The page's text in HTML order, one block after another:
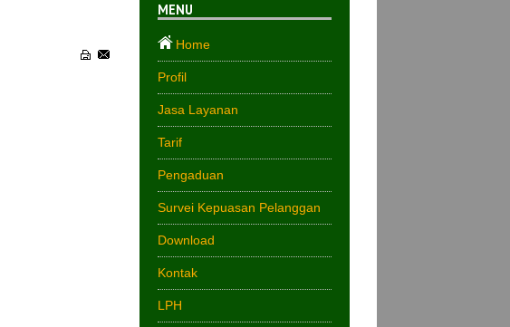
MENU
Home
Profil
Jasa Layanan
Tarif
Pengaduan
Survei Kepuasan Pelanggan
Download
Kontak
LPH